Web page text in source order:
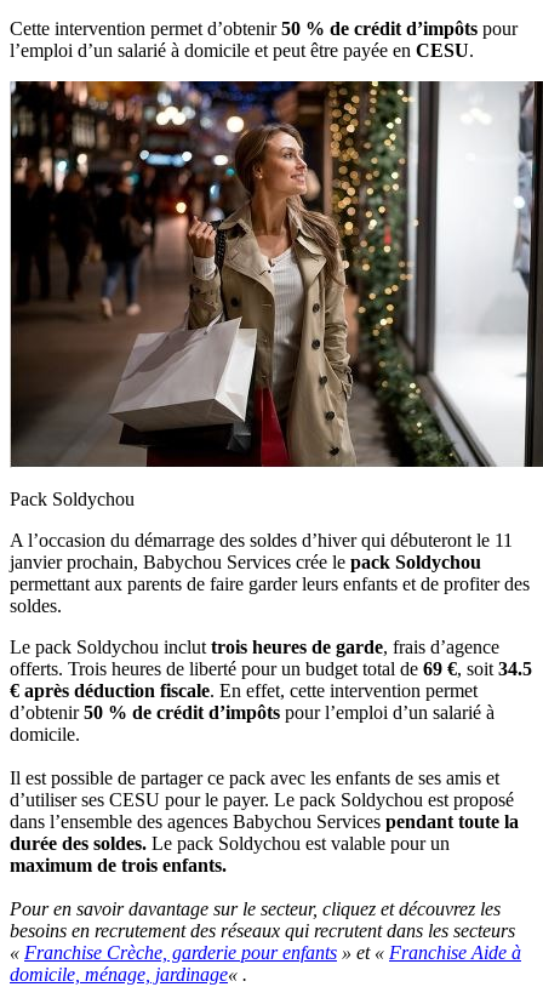
Cette intervention permet d’obtenir50 % de crédit d’impôts pour
l’emploi d’un salarié à domicile et peut être payée en CESU.
Pack Soldychou
A l’occasion du démarrage des soldes d’hiver qui débuteront le 11
janvier prochain, Babychou Services crée le pack Soldychou
permettant aux parents de faire garder leurs enfants et de profiter des
soldes.
Le pack Soldychou inclut trois heures de garde, frais d’agence
offerts. Trois heures de liberté pour un budget total de 69 €, soit 34.5
€ après déduction fiscale. En effet, cette intervention permet
d’obtenir50 % de crédit d’impôts pour l’emploi d’un salarié à
domicile.
Il est possible de partager ce pack avec les enfants de ses amis et
d’utiliser ses CESU pour le payer. Le pack Soldychou est proposé
dans l’ensemble des agences Babychou Services pendant toute la
durée des soldes. Le pack Soldychou est valable pour un
maximum de trois enfants.
Pour en savoir davantage sur le secteur, cliquez et découvrez les
besoins en recrutement des réseaux qui recrutent dans les secteurs
« Franchise Crèche, garderie pour enfants » et « Franchise Aide à
domicile, ménage, jardinage« .